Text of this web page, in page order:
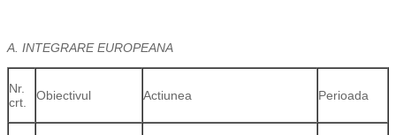
A. INTEGRARE EUROPEANA
Nr.
crt.
Obiectivul Actiunea Perioada